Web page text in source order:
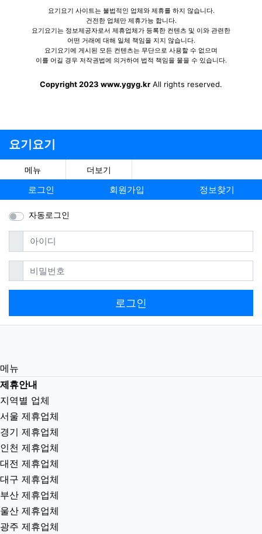
요기요기 사이트는 불법적인 업체와 제휴를 하지 않습니다.
건전한 업체만 제휴가능 합니다.
요기요기는 정보제공자로서 제휴업체가 등록한 컨텐츠 및 이와 관련한
어떤 거래에 대해 일체 책임을 지지 않습니다.
요기요기에 게시된 모든 컨텐츠는 무단으로 사용할 수 없으며
이를 어길 경우 저작권법에 의거하여 법적 책임을 물을 수 있습니다.
Copyright 2023 www.ygyg.kr All rights reserved.
요기요기
메뉴 더보기
로그인 회원가입 정보찾기
자동로그인
아이디필수
비밀번호필수
로그인
메뉴
제휴안내
지역별 업체
서울 제휴업체
경기 제휴업체
인천 제휴업체
대전 제휴업체
대구 제휴업체
부산 제휴업체
울산 제휴업체
광주 제휴업체